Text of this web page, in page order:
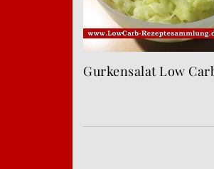
Gurkensalat Low